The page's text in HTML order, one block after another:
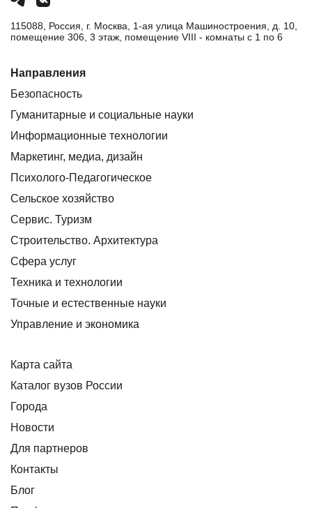
115088, Россия, г. Москва, 1-ая улица Машиностроения, д. 10,
помещение 306, 3 этаж, помещение VIII - комнаты с 1 по 6
Направления
Безопасность
Гуманитарные и социальные науки
Информационные технологии
Маркетинг, медиа, дизайн
Психолого-Педагогическое
Сельское хозяйство
Сервис. Туризм
Строительство. Архитектура
Сфера услуг
Техника и технологии
Точные и естественные науки
Управление и экономика
Карта сайта
Каталог вузов России
Города
Новости
Для партнеров
Контакты
Блог